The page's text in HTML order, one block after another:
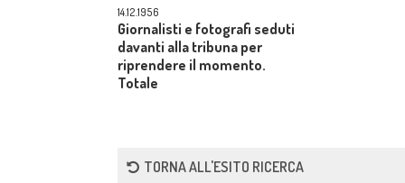
14.12.1956
Giornalisti e fotografi seduti
davanti alla tribuna per
riprendere il momento.
Totale
TORNA ALL'ESITO RICERCA